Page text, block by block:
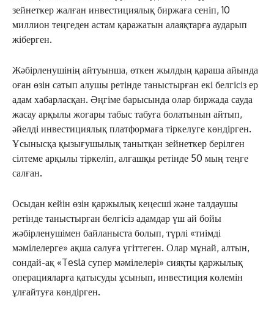
зейнеткер жалған инвестициялық биржаға сеніп, 10
миллион теңгеден астам қаражатын алаяқтарға аударып
жіберген.
Жәбірленушінің айтуынша, өткен жылдың қараша айында
оған өзін сатып алушы ретінде таныстырған екі белгісіз ер
адам хабарласқан. Әңгіме барысында олар биржада сауда
жасау арқылы жоғары табыс табуға болатынын айтып,
әйелді инвестициялық платформаға тіркелуге көндірген.
Ұсынысқа қызығушылық танытқан зейнеткер берілген
сілтеме арқылы тіркеліп, алғашқы ретінде 50 мың теңге
салған.
Осыдан кейін өзін қаржылық кеңесші және талдаушы
ретінде таныстырған белгісіз адамдар үш ай бойы
жәбірленушімен байланыста болып, түрлі «тиімді
мәмілелерге» ақша салуға үгіттеген. Олар мұнай, алтын,
сондай-ақ «Tesla супер мәмілелері» сияқты қаржылық
операцияларға қатысуды ұсынып, инвестиция көлемін
ұлғайтуға көндірген.